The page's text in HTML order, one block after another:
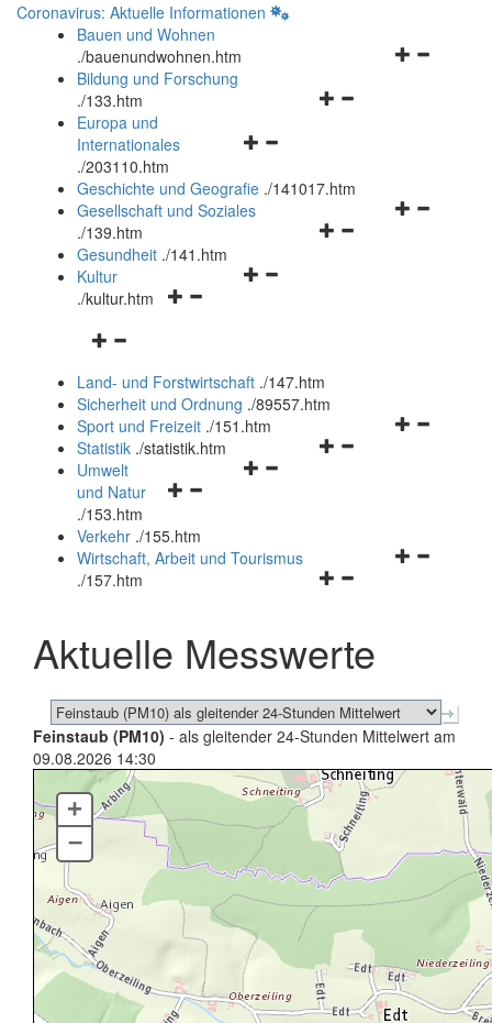
Coronavirus: Aktuelle Informationen
Bauen und Wohnen
./bauenundwohnen.htm
Navigationsmenü
Bildung und Forschung
./133.htm
Navigationsmenü
und
schließen
Europa und
Internationales
./203110.htm
Geschichte und Geografie ./141017.htm
Navigationsmenü
Gesellschaft und Soziales
./139.htm
Navigationsmenü
Gesundheit ./141.htm
Navigationsmenü
Kultur
./kultur.htm
Navigationsmenü
und
schließen
Land- und Forstwirtschaft ./147.htm
Sicherheit und Ordnung ./89557.htm
Navigationsmenü
Sport und Freizeit ./151.htm
Navigationsmenü
Statistik ./statistik.htm
Navigationsmenü
und
schließen
Umwelt
und Natur
./153.htm
Verkehr ./155.htm
Navigationsmenü
schließen
Wirtschaft, Arbeit und Tourismus
./157.htm
Aktuelle Messwerte
Feinstaub (PM10) - als gleitender 24-Stunden Mittelwert am
09.08.2026 14:30
+
–